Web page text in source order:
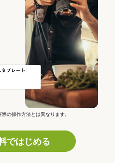
の操作方法とは異なります。
ではじめる